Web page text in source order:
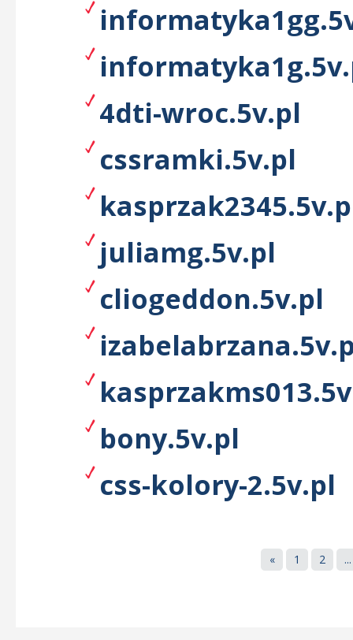
4dti-wroc.5v.pl
cssramki.5v.pl
juliamg.5v.pl
cliogeddon.5v.pl
bony.5v.pl
css-kolory-2.5v.pl
« 1 2 ...